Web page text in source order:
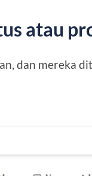
atau
dan mereka